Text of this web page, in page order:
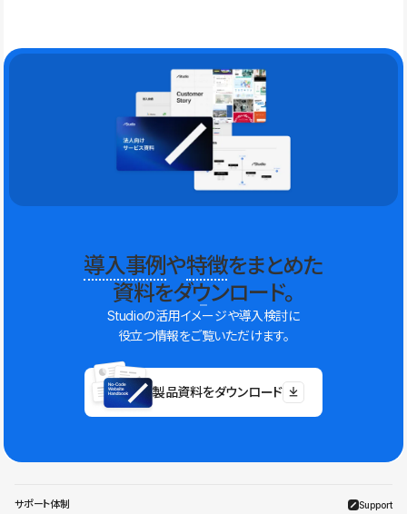
導入事例や特徴をまとめた
資料をダウンロード。
Studioの活用イメージや導入検討に
役立つ情報をご覧いただけます。
製品資料をダウンロード
サポート体制 Support